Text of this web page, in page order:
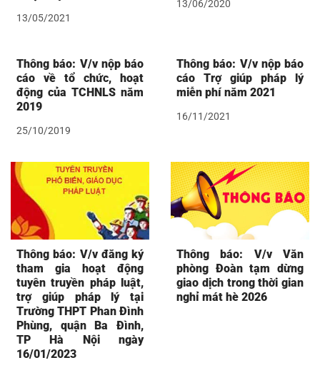
13/05/2021
13/06/2020
Thông báo: V/v nộp báo
cáo về tổ chức, hoạt
động của TCHNLS năm
2019
25/10/2019
Thông báo: V/v nộp báo
cáo Trợ giúp pháp lý
miễn phí năm 2021
16/11/2021
Thông báo: V/v đăng ký
tham gia hoạt động
tuyên truyền pháp luật,
trợ giúp pháp lý tại
Trường THPT Phan Đình
Phùng, quận Ba Đình,
TP Hà Nội ngày
16/01/2023
Thông báo: V/v Văn
phòng Đoàn tạm dừng
giao dịch trong thời gian
nghỉ mát hè 2026